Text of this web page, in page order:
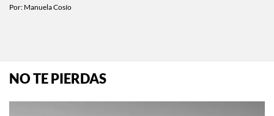
Por: Manuela Cosío
NO TE PIERDAS